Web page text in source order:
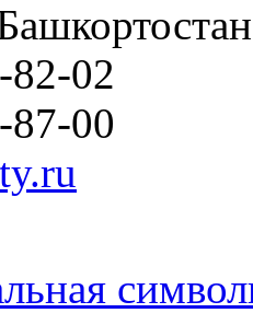
82-02
87-00